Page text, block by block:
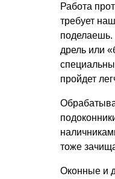
Работа
требует
поделаешь.
дрель или
пройдет
тоже
Оконные и